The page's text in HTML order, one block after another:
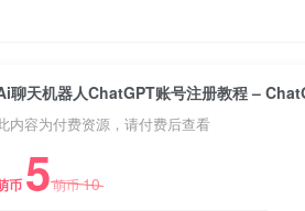
内容为付费资源，请付费后查看
币 5萌币10